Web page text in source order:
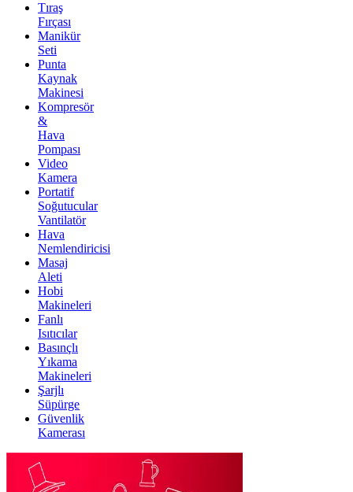
Tıraş
Fırçası
Manikür
Seti
Punta
Kaynak
Makinesi
Kompresör
&
Hava
Pompası
Video
Kamera
Portatif
Soğutucular
Vantilatör
Hava
Nemlendiricisi
Masaj
Aleti
Hobi
Makineleri
Fanlı
Isıtıcılar
Basınçlı
Yıkama
Makineleri
Şarjlı
Süpürge
Güvenlik
Kamerası